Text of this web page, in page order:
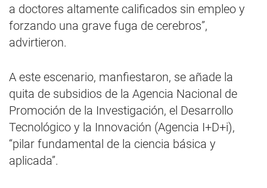
a doctores altamente calificados sin empleo y
forzando una grave fuga de cerebros”,
advirtieron.
A este escenario, manfiestaron, se añade la
quita de subsidios de la Agencia Nacional de
Promoción de la Investigación, el Desarrollo
Tecnológico y la Innovación (Agencia I+D+i),
“pilar fundamental de la ciencia básica y
aplicada”.